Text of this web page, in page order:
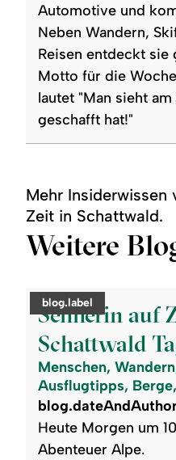
Automotive und
Neben Wandern,
Reisen entdeckt sie
Motto für die
lautet "Man sieht
geschafft hat!"
Mehr Insiderwissen
Zeit in Schattwald.
Weitere
category:
blog.label
Sennerin auf
Schattwald
Menschen,
Ausflugtipps,
Heute Morgen um
Abenteuer Alpe.
readmore:
Sennerin
auf
Schattwald
Tag